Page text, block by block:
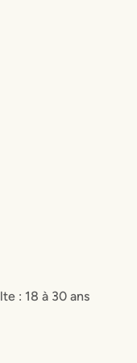
: 18 à 30 ans